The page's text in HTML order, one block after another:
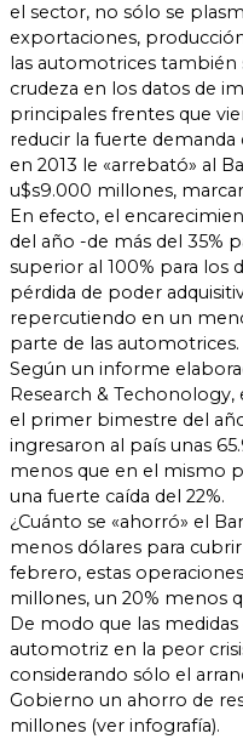
el sector, no sólo se
exportaciones,
las automotrices también
crudeza en los datos de
principales frentes que
reducir la fuerte demanda
en 2013 le «arrebató» al
u$s9.000 millones,
En efecto, el
del año -de más del 35%
superior al 100% para los
pérdida de poder
repercutiendo en un
parte de las automotrices.
Según un informe
Research &
el primer bimestre del
ingresaron al país unas
menos que en el mismo
una fuerte caída del 22%.
¿Cuánto se «ahorró» el
menos dólares para
febrero, estas
millones, un 20% menos
De modo que las
automotriz en la peor
considerando sólo el
Gobierno un ahorro de
millones (ver infografía).